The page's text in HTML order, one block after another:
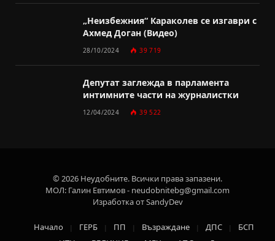
„Неизбежния“ Караколев се изгаври с
Ахмед Доган (Видео)
28/10/2024 39 719
Депутат заглежда в парламента
интимните части на журналистки
12/04/2024 39 522
© 2026 Неудобните. Всички права запазени.
МОЛ: Галин Евтимов - neudobnitebg@gmail.com
Изработка от SandyDev
Начало ГЕРБ ПП Възраждане ДПС
БСП